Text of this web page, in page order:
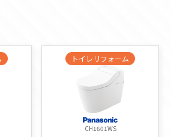
トイレリフォーム
CH1601WS